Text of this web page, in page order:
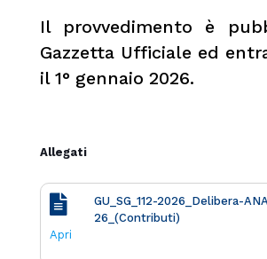
Il provvedimento è
Gazzetta Ufficiale ed
il 1° gennaio 2026.
Allegati
GU_SG_112-2026_Delibera-
26_(Contributi)
Apri